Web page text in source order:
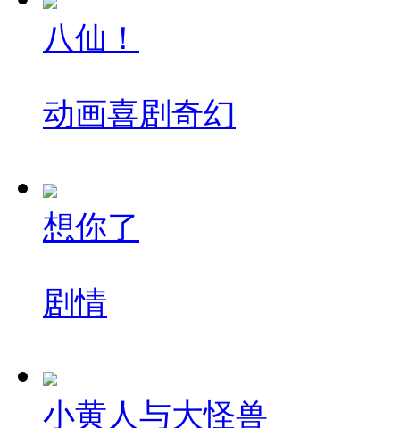
八仙！
动画喜剧 奇幻
想你了
剧情
小黄人与大怪兽